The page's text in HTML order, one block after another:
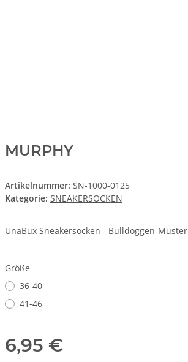
MURPHY
Artikelnummer: SN-1000-0125
Kategorie: SNEAKERSOCKEN
UnaBux Sneakersocken - Bulldoggen-Muster
Größe
36-40
41-46
6,95 €